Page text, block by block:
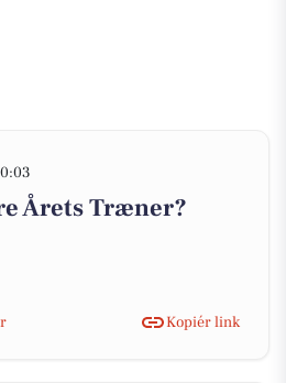
Årets Træner?
Kopiér link